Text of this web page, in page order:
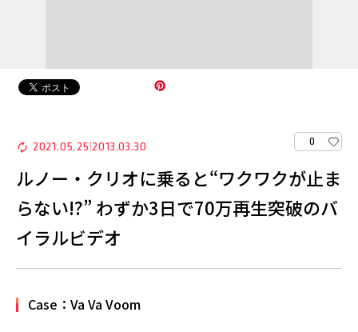
2021.05.25 2013.03.30 0
ルノー・クリオに乗ると“ワクワクが止ま
らない!?” わずか3日で70万再生突破のバ
イラルビデオ
Case：Va Va Voom